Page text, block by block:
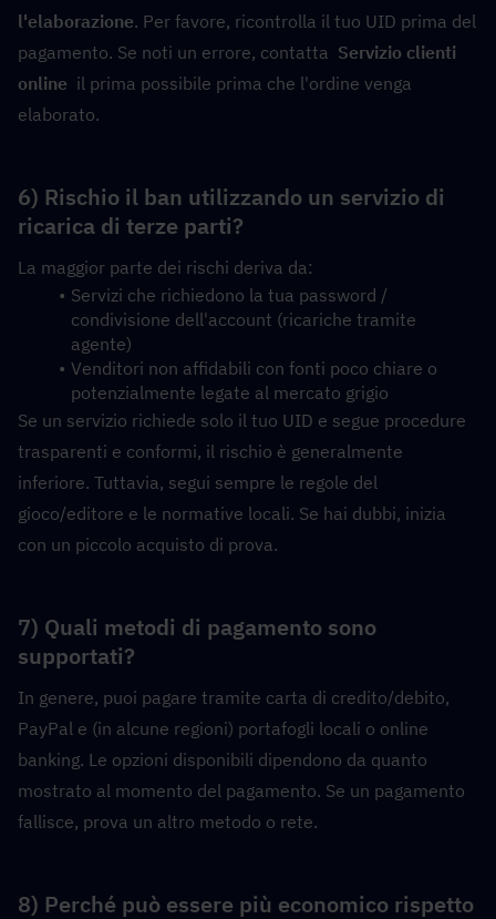
l'elaborazione. Per favore, ricontrolla il tuo UID prima del
pagamento. Se noti un errore, contatta Servizio clienti
online
  il prima possibile prima che l'ordine venga
elaborato.
6) Rischio il ban utilizzando un servizio di
ricarica di terze parti?
La maggior parte dei rischi deriva da:
Servizi che richiedono la tua password /
condivisione dell'account (ricariche tramite
agente)
Venditori non affidabili con fonti poco chiare o
potenzialmente legate al mercato grigio
Se un servizio richiede solo il tuo UID e segue procedure
trasparenti e conformi, il rischio è generalmente
inferiore. Tuttavia, segui sempre le regole del
gioco/editore e le normative locali. Se hai dubbi, inizia
con un piccolo acquisto di prova.
7) Quali metodi di pagamento sono
supportati?
In genere, puoi pagare tramite carta di credito/debito,
PayPal e (in alcune regioni) portafogli locali o online
banking. Le opzioni disponibili dipendono da quanto
mostrato al momento del pagamento. Se un pagamento
fallisce, prova un altro metodo o rete.
8) Perché può essere più economico rispetto